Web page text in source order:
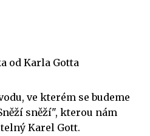
od Karla Gotta
ve kterém se budeme
sněží", kterou nám
Karel Gott.